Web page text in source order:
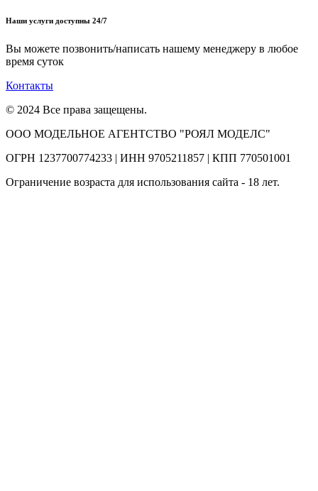
Наши услуги доступны 24/7
Вы можете позвонить/написать нашему менеджеру в любое
время суток
Контакты
© 2024 Все права защещены.
ООО МОДЕЛЬНОЕ АГЕНТСТВО "РОЯЛ МОДЕЛС"
ОГРН 1237700774233 | ИНН 9705211857 | КПП 770501001
Ограничение возраста для использования сайта - 18 лет.